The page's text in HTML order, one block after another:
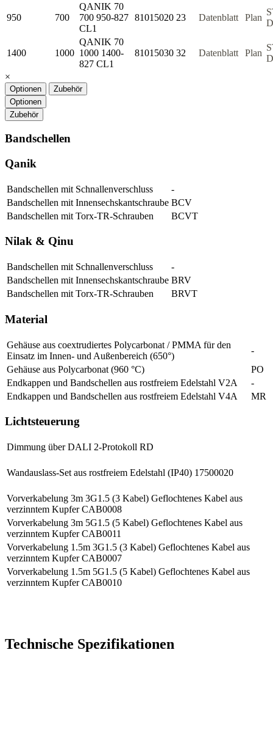
950 700
QANIK 70
700 950-827
CL1
81015020 23 Datenblatt Plan
1400 1000
QANIK 70
1000 1400-
827 CL1
81015030 32 Datenblatt Plan
×
Optionen
Zubehör
Optionen
Zubehör
Bandschellen
Qanik
Bandschellen mit Schnallenverschluss
-
Bandschellen mit Innensechskantschraube BCV
Bandschellen mit Torx-TR-Schrauben
BCVT
Nilak & Qinu
Bandschellen mit Schnallenverschluss
-
Bandschellen mit Innensechskantschraube BRV
Bandschellen mit Torx-TR-Schrauben
BRVT
Material
Gehäuse aus coextrudiertes Polycarbonat / PMMA für den
Einsatz im Innen- und Außenbereich (650°)
-
Gehäuse aus Polycarbonat (960 °C)
PO
Endkappen und Bandschellen aus rostfreiem Edelstahl V2A
-
Endkappen und Bandschellen aus rostfreiem Edelstahl V4A
MR
Lichtsteuerung
Dimmung über DALI 2-Protokoll RD
Wandauslass-Set aus rostfreiem Edelstahl (IP40) 17500020
Vorverkabelung 3m 3G1.5 (3 Kabel) Geflochtenes Kabel aus
verzinntem KupferCAB0008
Vorverkabelung 3m 5G1.5 (5 Kabel) Geflochtenes Kabel aus
verzinntem KupferCAB0011
Vorverkabelung 1.5m 3G1.5 (3 Kabel) Geflochtenes Kabel aus
verzinntem KupferCAB0007
Vorverkabelung 1.5m 5G1.5 (5 Kabel) Geflochtenes Kabel aus
verzinntem KupferCAB0010
Technische Spezifikationen